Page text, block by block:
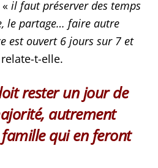
«il faut préserver des temps
le partage… faire autre
est ouvert 6 jours sur 7 et
t-elle.
rester un jour de
autrement
famille qui en feront